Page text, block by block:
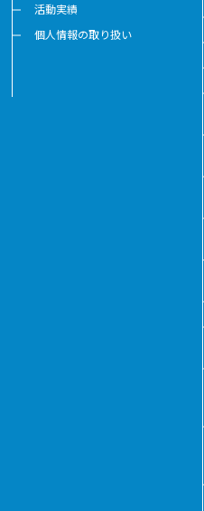
活動実績
個人情報の取り扱い